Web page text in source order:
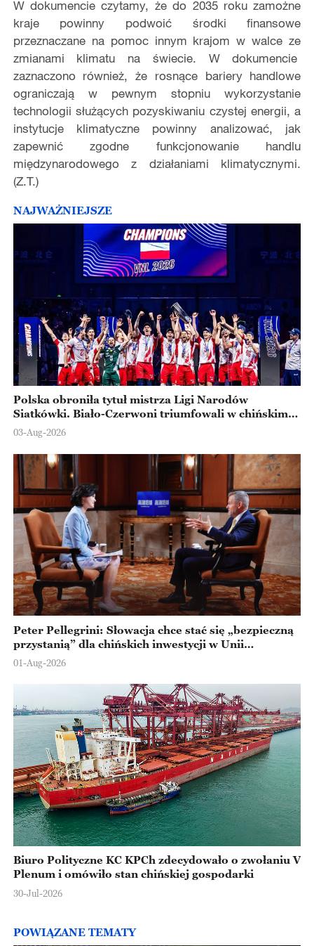
W dokumencie czytamy, że do 2035 roku zamożne
kraje powinny podwoić środki finansowe
przeznaczane na pomoc innym krajom w walce ze
zmianami klimatu na świecie. W dokumencie
zaznaczono również, że rosnące bariery handlowe
ograniczają w pewnym stopniu wykorzystanie
technologii służących pozyskiwaniu czystej energii, a
instytucje klimatyczne powinny analizować, jak
zapewnić zgodne funkcjonowanie handlu
międzynarodowego z działaniami klimatycznymi.
(Z.T.)
NAJWAŻNIEJSZE
Polska obroniła tytuł mistrza Ligi Narodów
Siatkówki. Biało-Czerwoni triumfowali w chińskim
Ningbo
03-Aug-2026
Peter Pellegrini: Słowacja chce stać się „bezpieczną
przystanią” dla chińskich inwestycji w Unii
Europejskiej
01-Aug-2026
Biuro Polityczne KC KPCh zdecydowało o zwołaniu V
Plenum i omówiło stan chińskiej gospodarki
30-Jul-2026
POWIĄZANE TEMATY